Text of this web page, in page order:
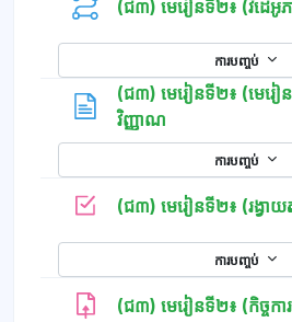
(ជ៣) មេរៀនទី២៖ (វីដេអូភ
ការបញ្ចប់
(ជ៣) មេរៀនទី២៖ (មេរៀន
វិញ្ញាណ
ការបញ្ចប់
(ជ៣) មេរៀនទី២៖ (រង្វាយត
ការបញ្ចប់
(ជ៣) មេរៀនទី២៖ (កិច្ចការ